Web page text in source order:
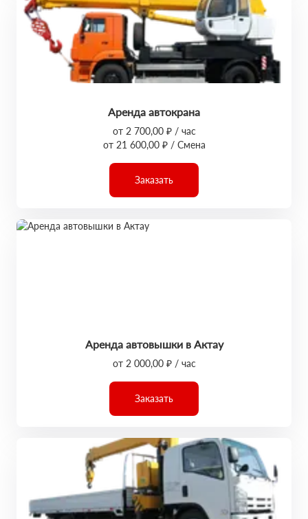
Аренда автокрана
от 2 700,00 ₽ / час
от 21 600,00 ₽ / Смена
Заказать
Аренда автовышки в Актау
от 2 000,00 ₽ / час
Заказать